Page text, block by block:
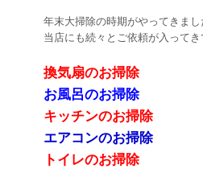
年末大掃除の時期がやってきまし
当店にも続々とご依頼が入ってき
換気扇のお掃除
お風呂のお掃除
キッチンのお掃除
エアコンのお掃除
トイレのお掃除